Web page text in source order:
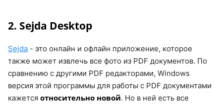
2. Sejda Desktop
Sejda - это онлайн и офлайн приложение, которое
также может извлечь все фото из PDF документов. По
сравнению с другими PDF редакторами, Windows
версия этой программы для работы с PDF документами
кажется относительно новой. Но в ней есть все